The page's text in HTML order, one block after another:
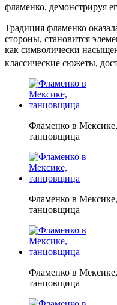
фламенко, демонстрируя
Традиция фламенко
стороны, становится
как символически
классические сюжеты,
Фламенко в Мексике,
танцовщица
Фламенко в Мексике,
танцовщица
Фламенко в Мексике,
танцовщица